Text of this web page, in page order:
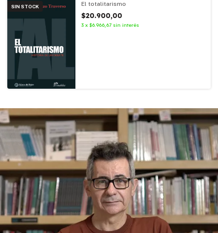
SIN STOCK El totalitarismo
$20.900,00
3 x $6.966,67 sin interés